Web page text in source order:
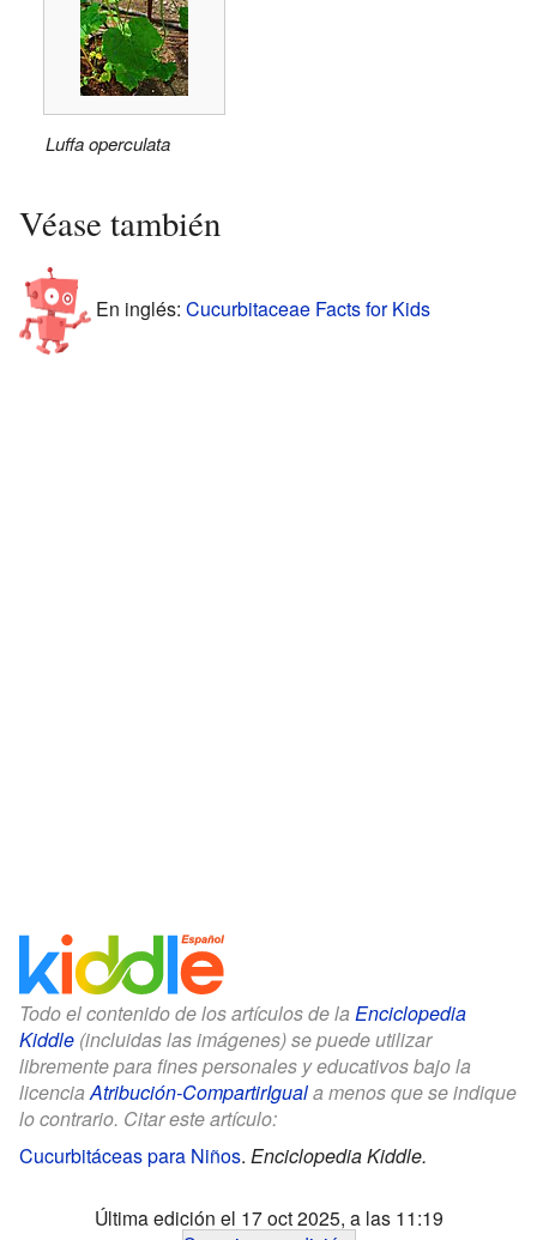
Luffa operculata
Véase también
En inglés: Cucurbitaceae Facts for Kids
Todo el contenido de los artículos de la Enciclopedia
Kiddle (incluidas las imágenes) se puede utilizar
libremente para fines personales y educativos bajo la
licenciaAtribución-CompartirIguala menos que se indique
lo contrario. Citar este artículo:
Cucurbitáceas para Niños. Enciclopedia Kiddle.
Última edición el 17 oct 2025, a las 11:19